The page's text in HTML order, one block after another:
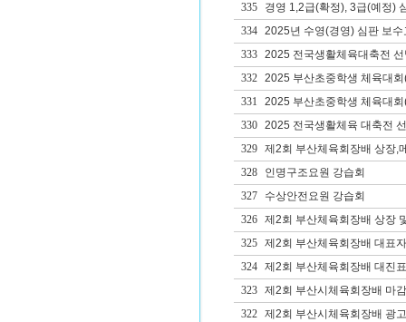
335
경영 1,2급(확정), 3급(예정)
334
2025년 수영(경영) 심판 보수
333
2025 전국생활체육대축전
332
2025 부산초중학생 체육대
331
2025 부산초중학생 체육대
330
2025 전국생활체육 대축전
329
제2회 부산체육회장배 상장,
328
인명구조요원 강습회
327
수상안전요원 강습회
326
제2회 부산체육회장배 상장
325
제2회 부산체육회장배 대표
324
제2회 부산체육회장배 대진
323
제2회 부산시체육회장배 마감
322
제2회 부산시체육회장배 광